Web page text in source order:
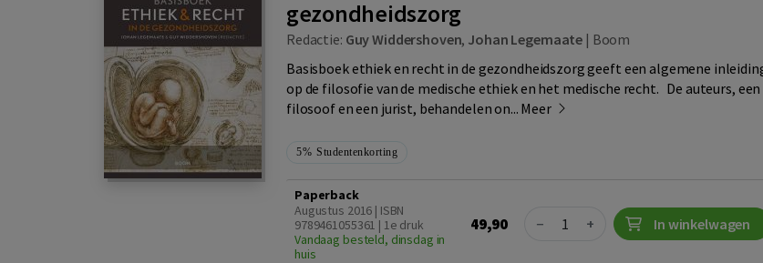
gezondheidszorg
Redactie: Guy Widdershoven, Johan Legemaate | Boom
Basisboek ethiek en recht in de gezondheidszorg geeft een algemene
op de filosofie van de medische ethiek en het medische recht. De auteurs, een
filosoof en een jurist, behandelen on... Meer
5% Studentenkorting
Paperback
Augustus 2016 | ISBN
9789461055361 | 1e druk
Vandaag besteld, dinsdag in
huis
49,90 Quantity
− + In winkelwagen